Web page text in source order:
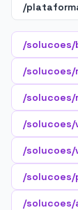
/
/
/
/
/
/
/
/